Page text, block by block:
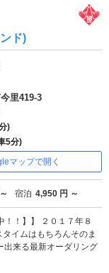
ド)
のうち4
里419-3
)
5分)
マップで開く
宿泊 4,950 円 ～
！！】】 ２０１７年８
イムはもちろんそのま
出来る最新オーダリング